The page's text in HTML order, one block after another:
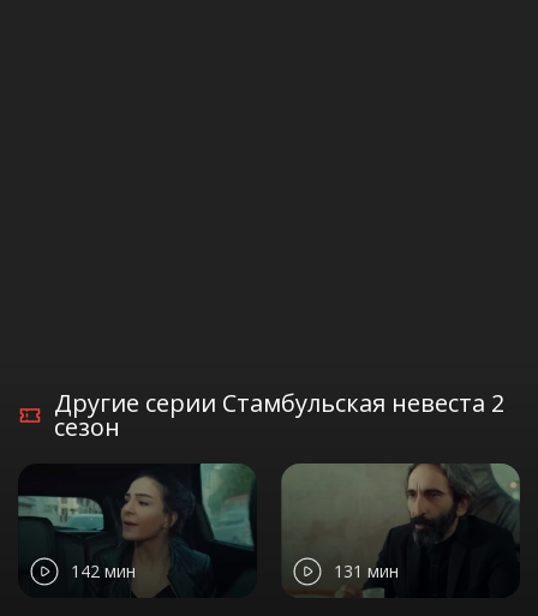
Другие серии Стамбульская невеста 2
сезон
142 мин 131 мин